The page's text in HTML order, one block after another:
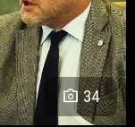
photo_camera 34